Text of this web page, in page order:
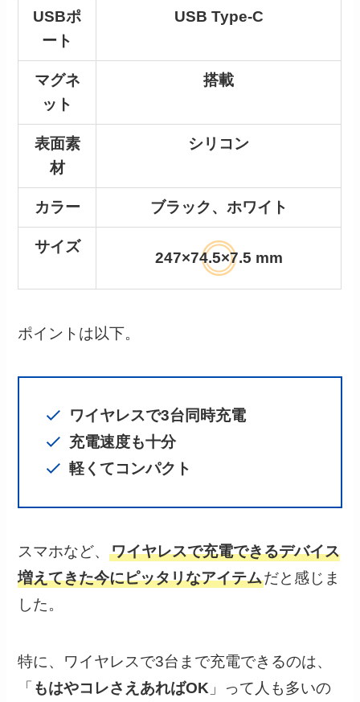
USBポ
ート
USB Type-C
マグネ
ット
搭載
表面素
材
シリコン
カラー ブラック、ホワイト
サイズ
247×74.5×7.5 mm
ポイントは以下。
ワイヤレスで3台同時充電
充電速度も十分
軽くてコンパクト
スマホなど、ワイヤレスで充電できるデバイス
増えてきた今にピッタリなアイテムだと感じま
した。
特に、ワイヤレスで3台まで充電できるのは、
「 もはやコレさえあればOK 」って人も多いの